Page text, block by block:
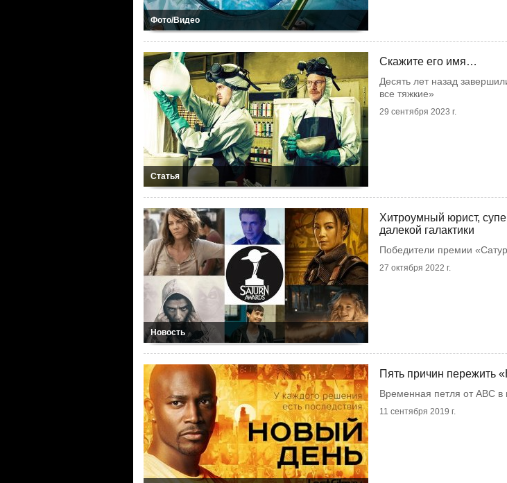
Фото/Видео
Статья
Скажите его имя…
Десять лет назад
все тяжкие»
29 сентября 2023 г.
Новость
Хитроумный юрист,
далекой галактики
Победители премии
27 октября 2022 г.
Пять причин пережить
Временная петля от АВС в
11 сентября 2019 г.